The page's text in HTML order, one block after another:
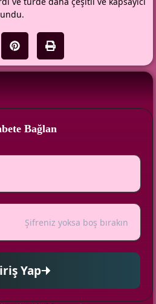
Bağlan
Şifreniz yoksa boş bırakın
Yap